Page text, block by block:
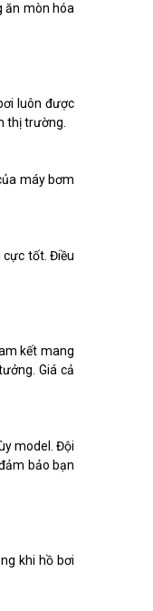
ăn mòn hóa
luôn được
thị trường.
máy bơm
cực tốt. Điều
kết mang
Giá cả
model. Đội
bảo bạn
khi hồ bơi